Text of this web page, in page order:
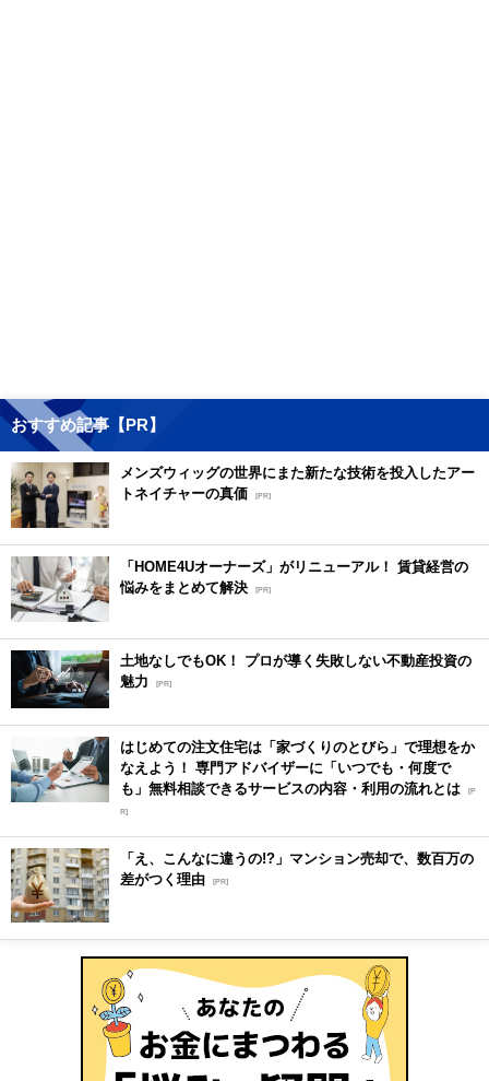
おすすめ記事【PR】
メンズウィッグの世界にまた新たな技術を投入したアー
トネイチャーの真価 [PR]
「HOME4Uオーナーズ」がリニューアル！ 賃貸経営の
悩みをまとめて解決 [PR]
土地なしでもOK！ プロが導く失敗しない不動産投資の
魅力
[PR]
はじめての注文住宅は「家づくりのとびら」で理想をか
なえよう！ 専門アドバイザーに「いつでも・何度で
も」無料相談できるサービスの内容・利用の流れとは [P
R]
「え、こんなに違うの!?」マンション売却で、数百万の
差がつく理由 [PR]